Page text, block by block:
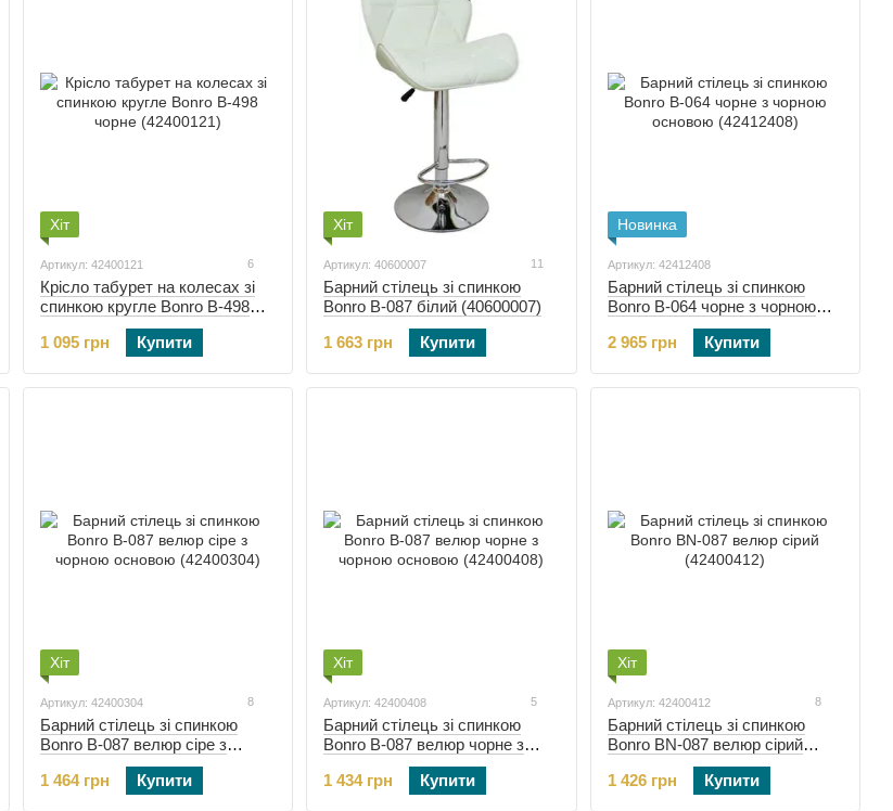
Хіт
Артикул: 42400121 6
Крісло табурет на колесах зі
спинкою кругле Bonro B-498
чорне (42400121)
1 095 грн
Купити
Хіт
Артикул: 40600007 11
Барний стілець зі спинкою
Bonro B-087 білий (40600007)
1 663 грн
Купити
Новинка
Артикул: 42412408
Барний стілець зі спинкою
Bonro B-064 чорне з чорною
основою (42412408)
2 965 грн
Купити
Хіт
Артикул: 42400304 8
Барний стілець зі спинкою
Bonro B-087 велюр сіре з
чорною основою (42400304)
1 464 грн
Купити
Хіт
Артикул: 42400408 5
Барний стілець зі спинкою
Bonro B-087 велюр чорне з
чорною основою (42400408)
1 434 грн
Купити
Хіт
Артикул: 42400412 8
Барний стілець зі спинкою
Bonro BN-087 велюр сірий
1 426 грн
Купити